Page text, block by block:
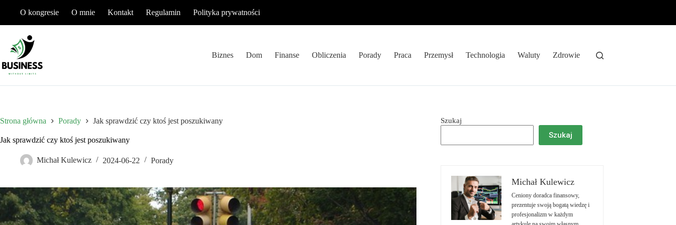
O kongresie O mnie Kontakt Regulamin Polityka prywatności
Biznes Dom Finanse Obliczenia Porady Praca Przemysł Technologia Waluty Zdrowie
Strona główna Porady Jak sprawdzić czy ktoś jest poszukiwany
Jak sprawdzić czy ktoś jest poszukiwany
Michał Kulewicz 2024-06-22 Porady
Szukaj
Szukaj
Michał Kulewicz
Ceniony doradca finansowy,
prezentuje swoją bogatą wiedzę i
profesjonalizm w każdym